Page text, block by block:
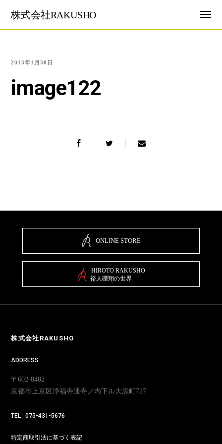
株式会社RAKUSHO
2013年1月30日
image122
ONLINE STORE
HIROTO RAKUSHO
裕人礫翔の世界
株式会社RAKUSHO
ADDRESS
〒602-8482
京都市上京区浄福寺通寺ノ内下ル大黒町727
TEL : 075-431-5676
特定商取引法に基づく表記